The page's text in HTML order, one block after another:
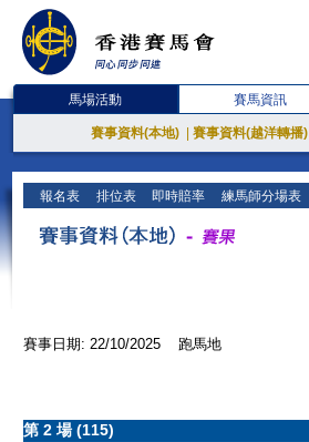
馬場活動 賽馬資訊
賽事資料(本地) 賽事資料(越洋轉播)
報名表 排位表 即時賠率 練馬師分場表
賽事日期: 22/10/2025 跑馬地
第 2 場 (115)